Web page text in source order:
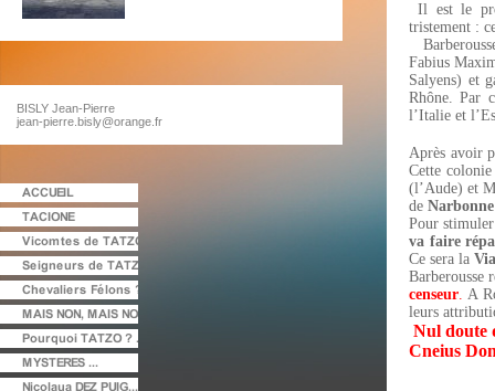
BISLY Jean-Pierre
jean-pierre.bisly@orange.fr
Il est le
tristement :
Fabius
Salyens) et
Rhône. Par
l’Italie et
Après avoir
Cette
(l’Aude) et
de Narbonne
Pour
va faire
Ce sera la
Barberousse
censeur. A
leurs
Nul doute
Cneius